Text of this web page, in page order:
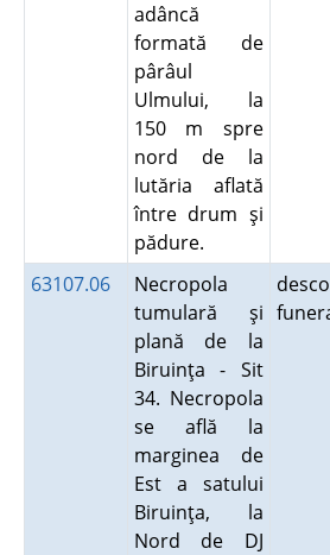
adâncă
formată de
pârâul
Ulmului, la
150 m spre
nord de la
lutăria aflată
între drum şi
pădure.
63107.06
Necropola
tumulară şi
plană de la
Biruinţa - Sit
34. Necropola
se află la
marginea de
Est a satului
Biruinţa, la
Nord de DJ